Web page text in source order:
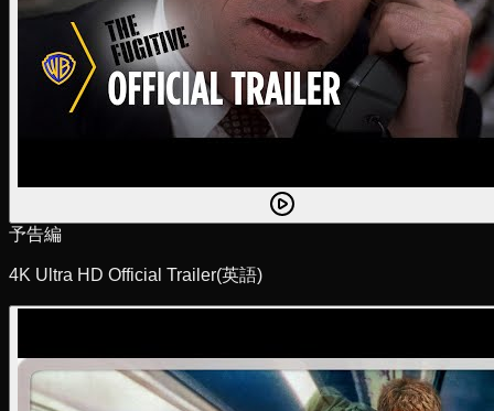
予告編
4K Ultra HD Official Trailer(英語)